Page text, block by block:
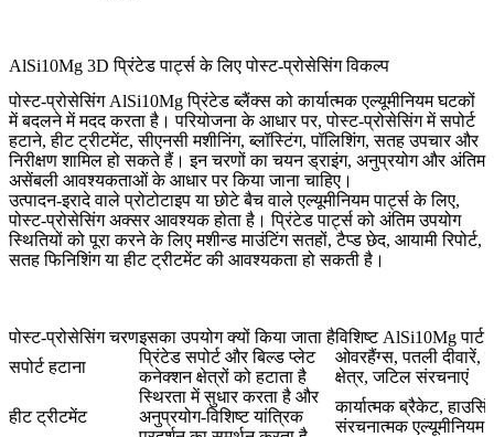
AlSi10Mg 3D प्रिंटेड पार्ट्स के लिए पोस्ट-प्रोसेसिंग विकल्प
पोस्ट-प्रोसेसिंग AlSi10Mg प्रिंटेड ब्लैंक्स को कार्यात्मक एल्यूमीनियम घटकों
में बदलने में मदद करता है। परियोजना के आधार पर, पोस्ट-प्रोसेसिंग में सपोर्ट
हटाने, हीट ट्रीटमेंट, सीएनसी मशीनिंग, ब्लॉस्टिंग, पॉलिशिंग, सतह उपचार और
निरीक्षण शामिल हो सकते हैं। इन चरणों का चयन ड्राइंग, अनुप्रयोग और अंतिम
असेंबली आवश्यकताओं के आधार पर किया जाना चाहिए।
उत्पादन-इरादे वाले प्रोटोटाइप या छोटे बैच वाले एल्यूमीनियम पार्ट्स के लिए,
पोस्ट-प्रोसेसिंग अक्सर आवश्यक होता है। प्रिंटेड पार्ट्स को अंतिम उपयोग
स्थितियों को पूरा करने के लिए मशीन्ड माउंटिंग सतहों, टैप्ड छेद, आयामी रिपोर्ट,
सतह फिनिशिंग या हीट ट्रीटमेंट की आवश्यकता हो सकती है।
पोस्ट-प्रोसेसिंग चरणइसका उपयोग क्यों किया जाता हैविशिष्ट AlSi10Mg पार्ट
सपोर्ट हटाना
प्रिंटेड सपोर्ट और बिल्ड प्लेट
कनेक्शन क्षेत्रों को हटाता है
ओवरहैंग्स, पतली दीवारें,
क्षेत्र, जटिल संरचनाएं
हीट ट्रीटमेंट
स्थिरता में सुधार करता है और
अनुप्रयोग-विशिष्ट यांत्रिक
कार्यात्मक ब्रैकेट,
संरचनात्मक एल्यूमीनियम